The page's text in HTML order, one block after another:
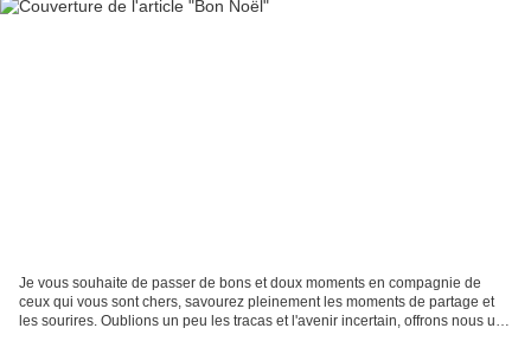
Je vous souhaite de passer de bons et doux moments en compagnie de
ceux qui vous sont chers, savourez pleinement les moments de partage et
les sourires. Oublions un peu les tracas et l'avenir incertain, offrons nous une